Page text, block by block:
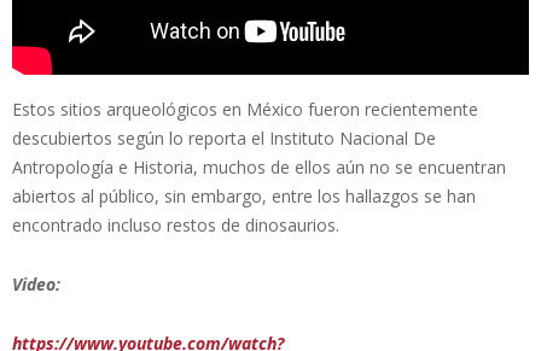
Estos sitios arqueológicos en México fueron recientemente
descubiertos según lo reporta el Instituto Nacional De
Antropología e Historia, muchos de ellos aún no se encuentran
abiertos al público, sin embargo, entre los hallazgos se han
encontrado incluso restos de dinosaurios.
Video:
https://www.youtube.com/watch?